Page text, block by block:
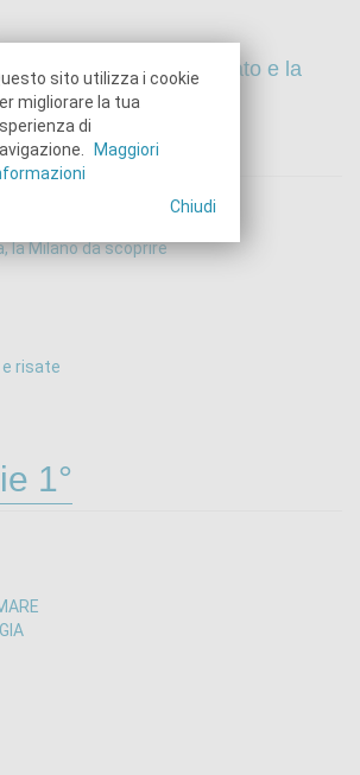
il programma dettagliato e la
viaggio
la Milano da scoprire
e risate
1°
sito utilizza i cookie
migliorare la tua
di
Maggiori
Chiudi